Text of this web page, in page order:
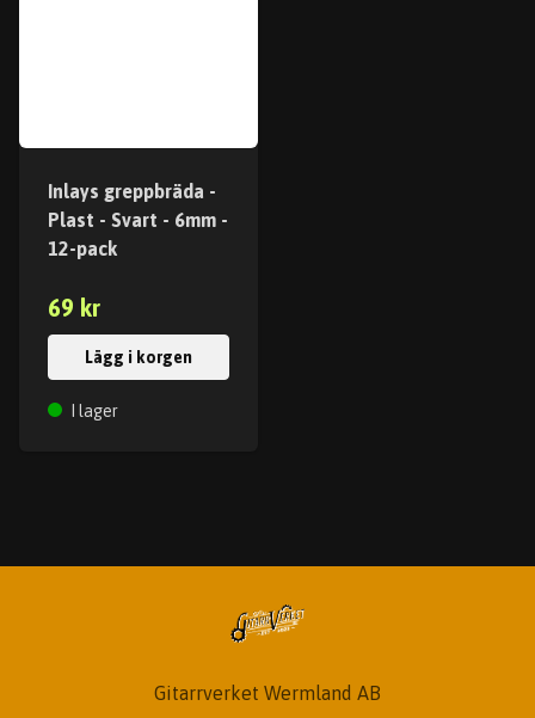
Inlays greppbräda -
Plast - Svart - 6mm -
12-pack
69 kr
Lägg i korgen
I lager
Gitarrverket Wermland AB